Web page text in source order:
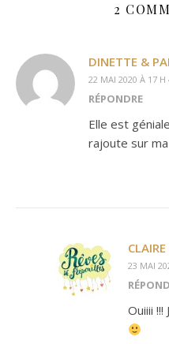
2
DINETTE &
22 MAI 2020 À 17 H
RÉPONDRE
Elle est
rajoute sur
23 MAI
Ouiiii